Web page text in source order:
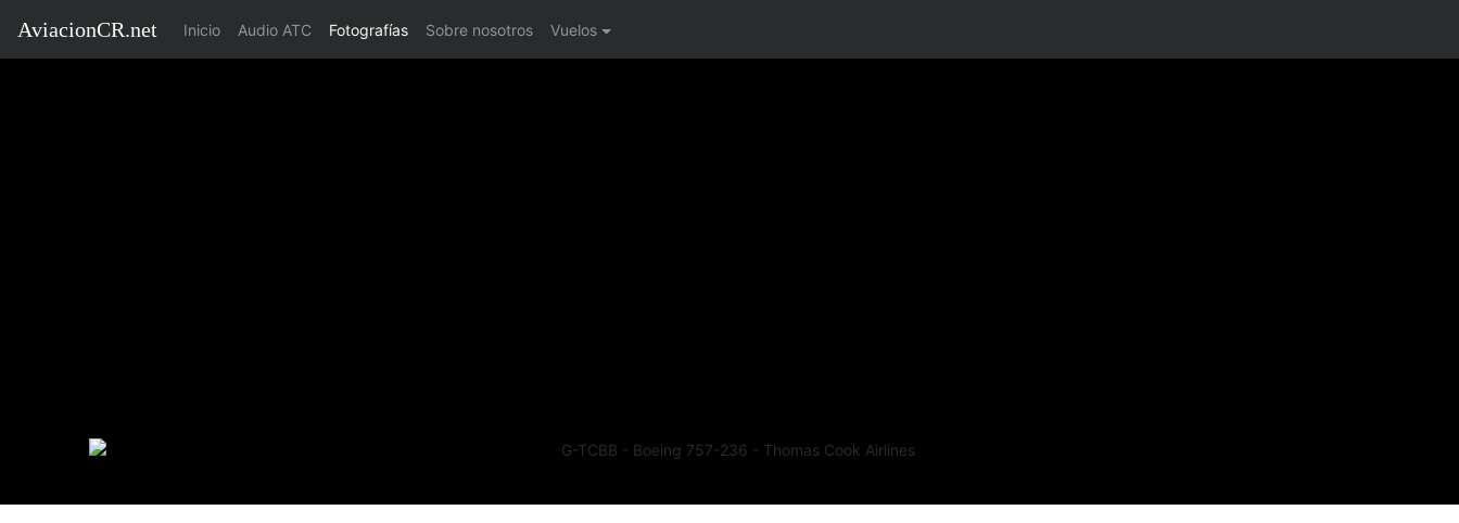
AviacionCR.net Inicio(current)
Audio ATC Fotografías Sobre nosotros Vuelos